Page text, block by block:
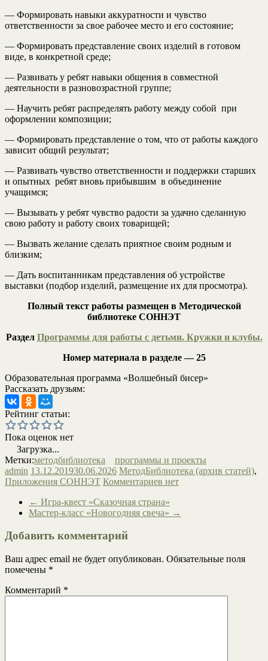
— Формировать навыки аккуратности и чувство
ответственности за свое рабочее место и его состояние;
— Формировать представление своих изделий в готовом
виде, в конкретной среде;
— Развивать у ребят навыки общения в совместной
деятельности в разновозрастной группе;
— Научить ребят распределять работу между собой при
оформлении композиции;
— Формировать представление о том, что от работы каждого
зависит общий результат;
— Развивать чувство ответственности и поддержки старших
и опытных ребят вновь прибывшим в объединение
учащимся;
— Вызывать у ребят чувство радости за удачно сделанную
свою работу и работу своих товарищей;
— Вызвать желание сделать приятное своим родным и
близким;
— Дать воспитанникам представления об устройстве
выставки (подбор изделий, размещение их для просмотра).
Полный текст работы размещен в Методической
библиотеке СОННЭТ
Раздел Программы для работы с детьми. Кружки и клубы.
Номер материала в разделе — 25
Образовательная программа «Волшебный бисер»
Рассказать друзьям:
Рейтинг статьи:
Пока оценок нет
Загрузка...
Метки:методбиблиотека
программы и проекты
admin 13.12.201930.06.2026 МетодБиблиотека (архив статей),
Приложения СОННЭТ Комментариев нет
← Игра-квест «Сказочная страна»
Мастер-класс «Новогодняя свеча» →
Добавить комментарий
Ваш адрес email не будет опубликован. Обязательные поля
помечены *
Комментарий *